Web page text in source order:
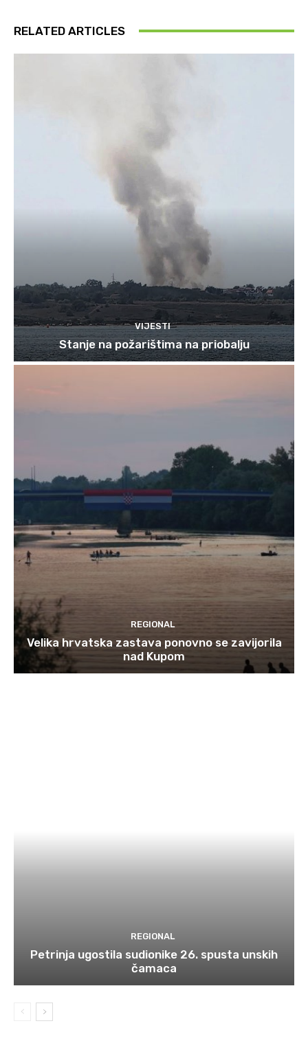
RELATED ARTICLES
VIJESTI
Stanje na požarištima na priobalju
REGIONAL
Velika hrvatska zastava ponovno se zavijorila
nad Kupom
REGIONAL
Petrinja ugostila sudionike 26. spusta unskih
čamaca